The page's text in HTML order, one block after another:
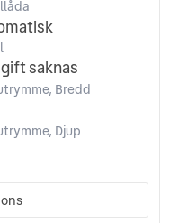
saknas
Bredd
Djup